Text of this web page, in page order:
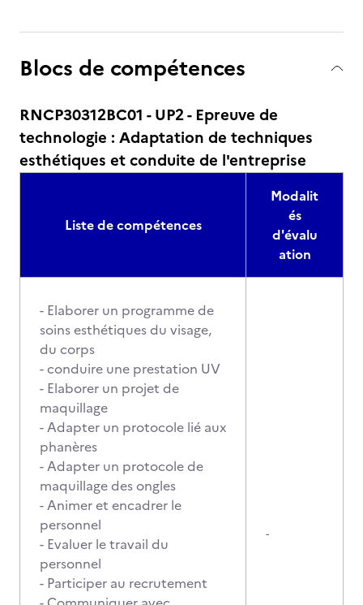
Blocs de compétences
RNCP30312BC01 - UP2 - Epreuve de
technologie : Adaptation de techniques
esthétiques et conduite de l'entreprise
Liste de compétences
Modalit
és
d'évalu
ation
- Elaborer un programme de
soins esthétiques du visage,
du corps
- conduire une prestation UV
- Elaborer un projet de
maquillage
- Adapter un protocole lié aux
phanères
- Adapter un protocole de
maquillage des ongles
- Animer et encadrer le
personnel
- Evaluer le travail du
personnel
- Participer au recrutement
-